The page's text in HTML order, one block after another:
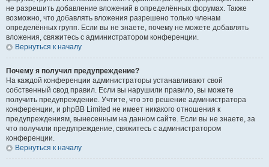
не разрешить добавление вложений в определённых форумах. Также
возможно, что добавлять вложения разрешено только членам
определённых групп. Если вы не знаете, почему не можете добавлять
вложения, свяжитесь с администратором конференции.
Вернуться к началу
Почему я получил предупреждение?
На каждой конференции администраторы устанавливают свой
собственный свод правил. Если вы нарушили правило, вы можете
получить предупреждение. Учтите, что это решение администратора
конференции, и phpBB Limited не имеет никакого отношения к
предупреждениям, вынесенным на данном сайте. Если вы не знаете, за
что получили предупреждение, свяжитесь с администратором
конференции.
Вернуться к началу